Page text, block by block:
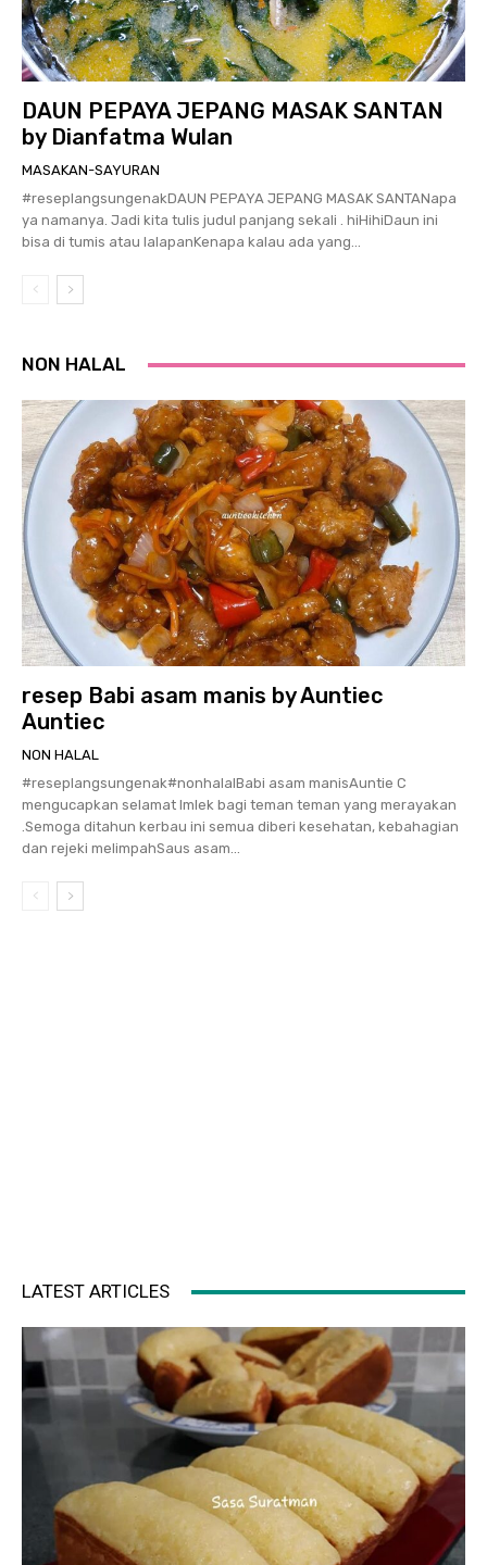
DAUN PEPAYA JEPANG MASAK SANTAN
by Dianfatma Wulan
MASAKAN-SAYURAN
#reseplangsungenakDAUN PEPAYA JEPANG MASAK SANTANapa
ya namanya. Jadi kita tulis judul panjang sekali . hiHihiDaun ini
bisa di tumis atau lalapanKenapa kalau ada yang...
NON HALAL
resep Babi asam manis by Auntiec
Auntiec
NON HALAL
#reseplangsungenak#nonhalalBabi asam manisAuntie C
mengucapkan selamat Imlek bagi teman teman yang merayakan
.Semoga ditahun kerbau ini semua diberi kesehatan, kebahagian
dan rejeki melimpahSaus asam...
LATEST ARTICLES